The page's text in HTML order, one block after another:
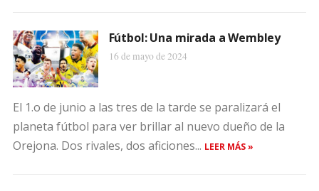
Fútbol: Una mirada a Wembley
16 de mayo de 2024
El 1.o de junio a las tres de la tarde se paralizará el
planeta fútbol para ver brillar al nuevo dueño de la
Orejona. Dos rivales, dos aficiones... LEER MÁS »